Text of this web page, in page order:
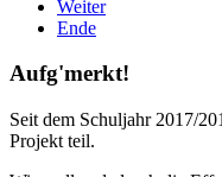
Weiter
Ende
Aufg'merkt!
Seit dem Schuljahr 2017/
Projekt teil.